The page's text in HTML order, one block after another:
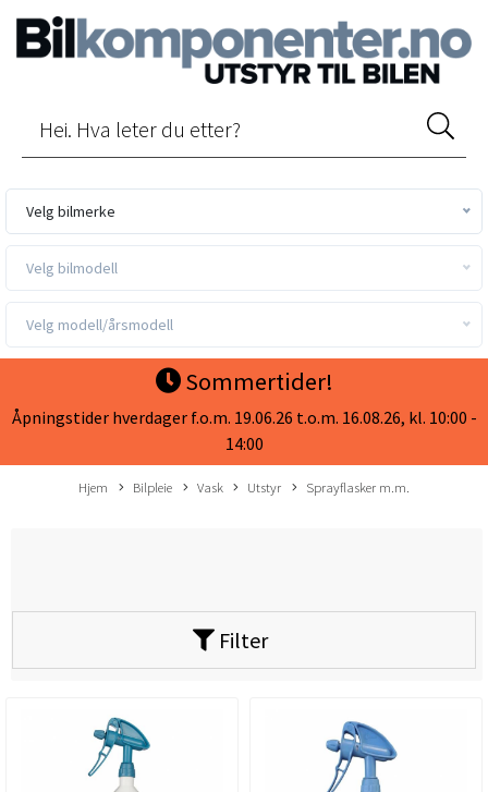
Velg bilmerke
Velg bilmodell
Velg modell/årsmodell
Sommertider!
Åpningstider hverdager f.o.m. 19.06.26 t.o.m. 16.08.26, kl. 10:00 -
14:00
Hjem Bilpleie Vask Utstyr Sprayflasker m.m.
Filter